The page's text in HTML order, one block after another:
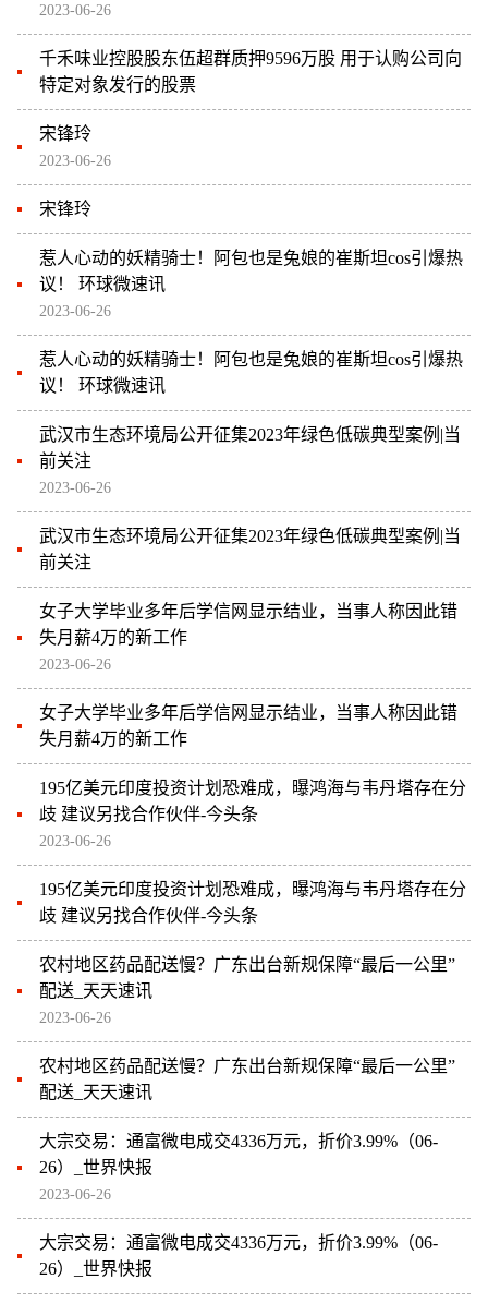
2023-06-26
千禾味业控股股东伍超群质押9596万股 用于认购公司向
特定对象发行的股票
宋锋玲
2023-06-26
宋锋玲
惹人心动的妖精骑士！阿包也是兔娘的崔斯坦cos引爆热
议！ 环球微速讯
2023-06-26
惹人心动的妖精骑士！阿包也是兔娘的崔斯坦cos引爆热
议！ 环球微速讯
武汉市生态环境局公开征集2023年绿色低碳典型案例|当
前关注
2023-06-26
武汉市生态环境局公开征集2023年绿色低碳典型案例|当
前关注
女子大学毕业多年后学信网显示结业，当事人称因此错
失月薪4万的新工作
2023-06-26
女子大学毕业多年后学信网显示结业，当事人称因此错
失月薪4万的新工作
195亿美元印度投资计划恐难成，曝鸿海与韦丹塔存在分
歧 建议另找合作伙伴-今头条
2023-06-26
195亿美元印度投资计划恐难成，曝鸿海与韦丹塔存在分
歧 建议另找合作伙伴-今头条
农村地区药品配送慢？广东出台新规保障“最后一公里”
配送_天天速讯
2023-06-26
农村地区药品配送慢？广东出台新规保障“最后一公里”
配送_天天速讯
大宗交易：通富微电成交4336万元，折价3.99%（06-
26）_世界快报
2023-06-26
大宗交易：通富微电成交4336万元，折价3.99%（06-
26）_世界快报